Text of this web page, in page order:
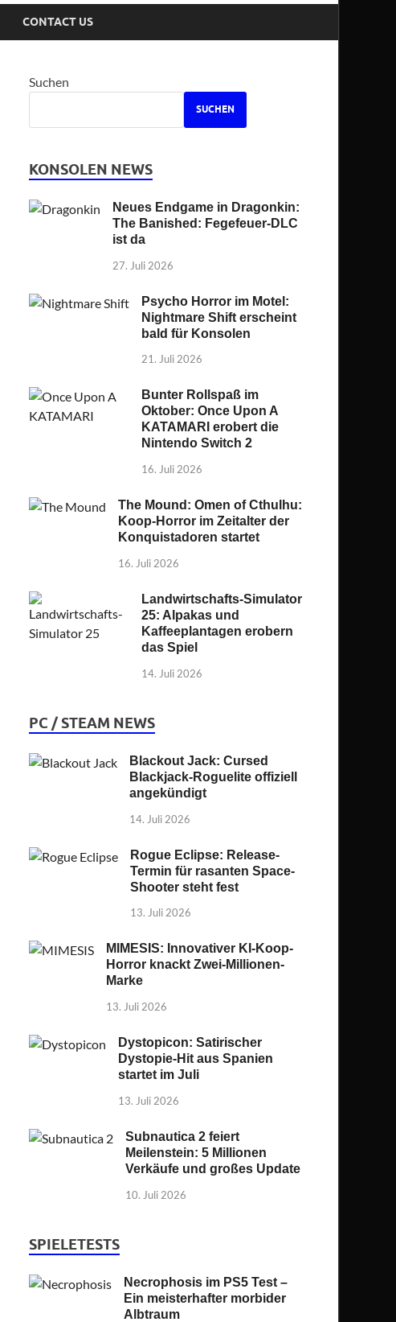
CONTACT US
Suchen
SUCHEN
KONSOLEN NEWS
Neues Endgame in Dragonkin:
The Banished: Fegefeuer-DLC
ist da
27. Juli 2026
Psycho Horror im Motel:
Nightmare Shift erscheint
bald für Konsolen
21. Juli 2026
Bunter Rollspaß im
Oktober: Once Upon A
KATAMARI erobert die
Nintendo Switch 2
16. Juli 2026
The Mound: Omen of Cthulhu:
Koop-Horror im Zeitalter der
Konquistadoren startet
16. Juli 2026
Landwirtschafts-Simulator
25: Alpakas und
Kaffeeplantagen erobern
das Spiel
14. Juli 2026
PC / STEAM NEWS
Blackout Jack: Cursed
Blackjack-Roguelite offiziell
angekündigt
14. Juli 2026
Rogue Eclipse: Release-
Termin für rasanten Space-
Shooter steht fest
13. Juli 2026
MIMESIS: Innovativer KI-Koop-
Horror knackt Zwei-Millionen-
Marke
13. Juli 2026
Dystopicon: Satirischer
Dystopie-Hit aus Spanien
startet im Juli
13. Juli 2026
Subnautica 2 feiert
Meilenstein: 5 Millionen
Verkäufe und großes Update
10. Juli 2026
SPIELETESTS
Necrophosis im PS5 Test –
Ein meisterhafter morbider
Albtraum